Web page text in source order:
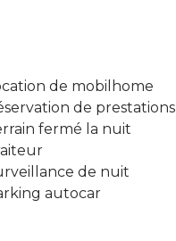
de mobilhome
de prestations
fermé la nuit
de nuit
autocar